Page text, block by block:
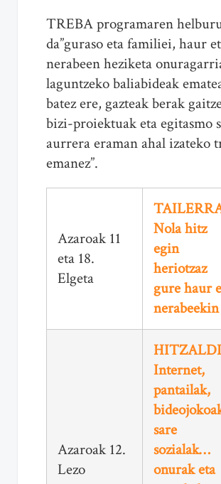
TREBA programaren
da”guraso eta familiei, haur
nerabeen heziketa
laguntzeko baliabideak
batez ere, gazteak berak
bizi-proiektuak eta egitasmo
aurrera eraman ahal izateko
emanez”.
Azaroak 11
eta 18.
Elgeta
Nola hitz
egin
heriotzaz
gure haur
nerabeekin
Azaroak 12.
Lezo
Internet,
pantailak,
sare
sozialak…
onurak eta